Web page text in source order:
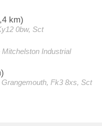
km)
0bw, Sct
Industrial
Fk3 8xs, Sct